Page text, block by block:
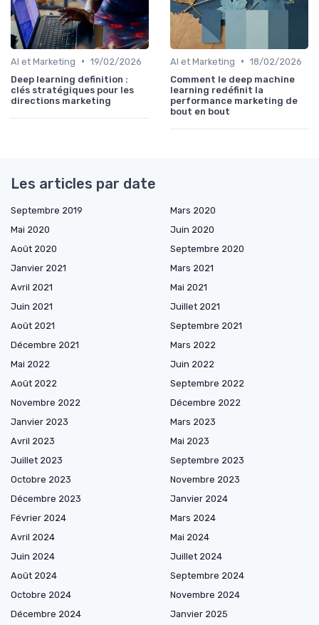
AI et Marketing • 19/02/2026
Deep learning definition :
clés stratégiques pour les
directions marketing
AI et Marketing • 18/02/2026
Comment le deep machine
learning redéfinit la
performance marketing de
bout en bout
Les articles par date
Septembre 2019
Mars 2020
Mai 2020
Juin 2020
Août 2020
Septembre 2020
Janvier 2021
Mars 2021
Avril 2021
Mai 2021
Juin 2021
Juillet 2021
Août 2021
Septembre 2021
Décembre 2021
Mars 2022
Mai 2022
Juin 2022
Août 2022
Septembre 2022
Novembre 2022
Décembre 2022
Janvier 2023
Mars 2023
Avril 2023
Mai 2023
Juillet 2023
Septembre 2023
Octobre 2023
Novembre 2023
Décembre 2023
Janvier 2024
Février 2024
Mars 2024
Avril 2024
Mai 2024
Juin 2024
Juillet 2024
Août 2024
Septembre 2024
Octobre 2024
Novembre 2024
Décembre 2024
Janvier 2025